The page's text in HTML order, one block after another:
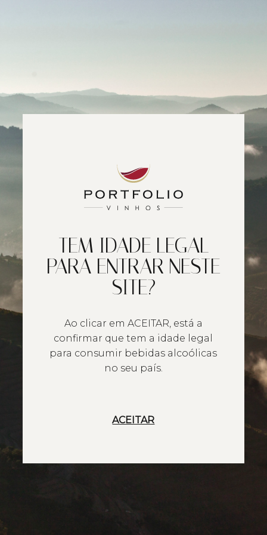
TEM IDADE LEGAL
PARA ENTRAR NESTE
SITE?
Ao clicar em ACEITAR, está a
confirmar que tem a idade legal
para consumir bebidas alcoólicas
no seu país.
ACEITAR